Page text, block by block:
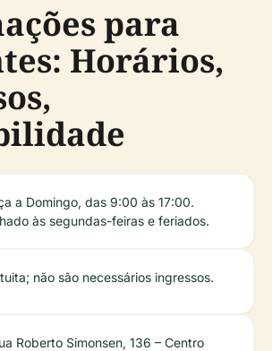
para
Horários,
a Domingo, das 9:00 às 17:00.
às segundas-feiras e feriados.
não são necessários ingressos.
Roberto Simonsen, 136 – Centro